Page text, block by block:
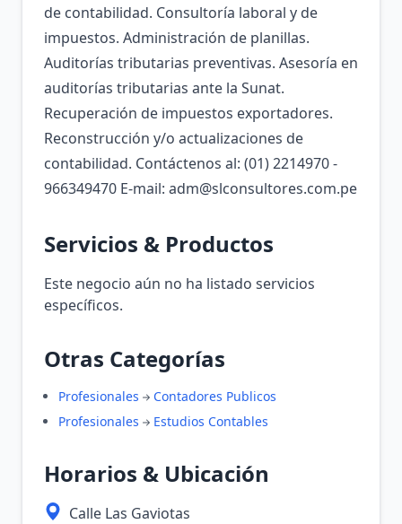
de contabilidad. Consultoría laboral y de
impuestos. Administración de planillas.
Auditorías tributarias preventivas. Asesoría en
auditorías tributarias ante la Sunat.
Recuperación de impuestos exportadores.
Reconstrucción y/o actualizaciones de
contabilidad. Contáctenos al: (01) 2214970 -
966349470 E-mail: adm@slconsultores.com.pe
Servicios & Productos
Este negocio aún no ha listado servicios
específicos.
Otras Categorías
Profesionales
Contadores Publicos
Profesionales
Estudios Contables
Horarios & Ubicación
Calle Las Gaviotas